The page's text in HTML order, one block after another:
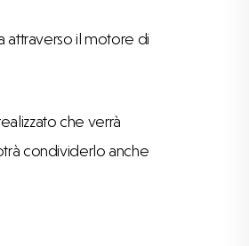
attraverso il motore di
che verrà
condividerlo anche